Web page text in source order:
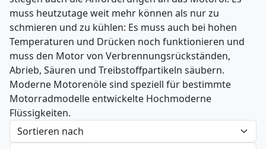
muss heutzutage weit mehr können als nur zu
schmieren und zu kühlen: Es muss auch bei hohen
Temperaturen und Drücken noch funktionieren und
muss den Motor von Verbrennungsrückständen,
Abrieb, Säuren und Treibstoffpartikeln säubern.
Moderne Motorenöle sind speziell für bestimmte
Motorradmodelle entwickelte Hochmoderne
Flüssigkeiten.